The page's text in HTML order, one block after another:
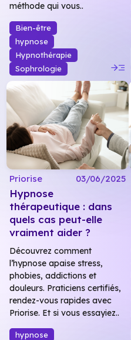
méthode qui vous..
Bien-être
hypnose
Hypnothérapie
Sophrologie
read_more
Priorise 03/06/2025
Hypnose
thérapeutique : dans
quels cas peut-elle
vraiment aider ?
Découvrez comment
l’hypnose apaise stress,
phobies, addictions et
douleurs. Praticiens certifiés,
rendez-vous rapides avec
Priorise. Et si vous essayiez..
hypnose